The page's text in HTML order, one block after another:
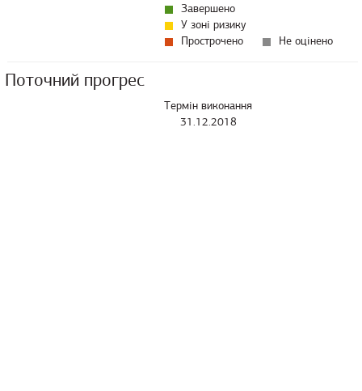
Завершено
У зоні ризику
Прострочено
Не оцінено
Поточний прогрес
Термін виконання
31.12.2018